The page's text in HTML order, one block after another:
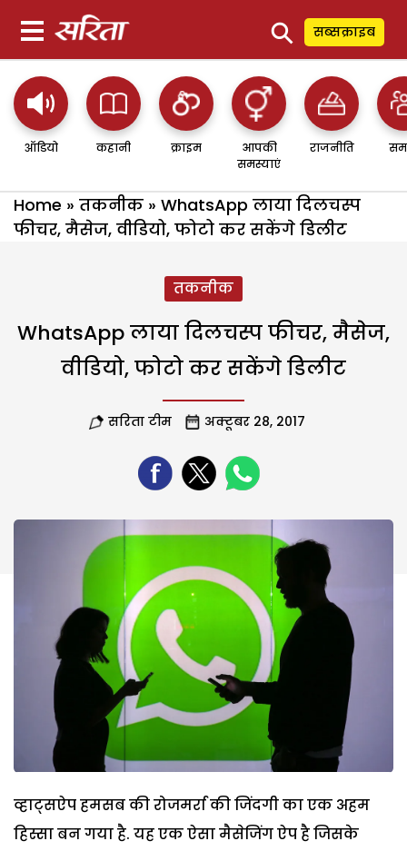
⚲ सब्सक्राइब
ऑडियो कहानी क्राइम
आपकी
समस्याएं
राजनीति
Home » तकनीक » WhatsApp लाया दिलचस्प
फीचर, मैसेज, वीडियो, फोटो कर सकेंगे डिलीट
तकनीक
WhatsApp लाया दिलचस्प फीचर, मैसेज,
वीडियो, फोटो कर सकेंगे डिलीट
सरिता टीम अक्टूबर 28, 2017
व्हाट्सऐप हमसब की रोजमर्रा की जिंदगी का एक अहम
हिस्सा बन गया है. यह एक ऐसा मैसेजिंग ऐप है जिसके